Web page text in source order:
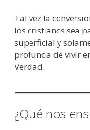
Tal vez la
los cristianos sea
superficial y
profunda de vivir
Verdad.
¿Qué nos